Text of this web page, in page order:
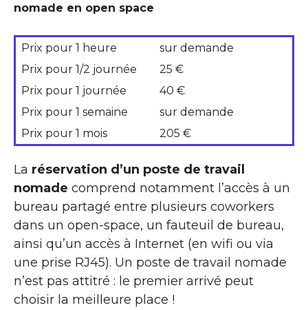
nomade en open space
Prix pour 1 heure
sur demande
Prix pour 1/2 journée
25 €
Prix pour 1 journée
40 €
Prix pour 1 semaine
sur demande
Prix pour 1 mois
205 €
La réservation d’un poste de travail
nomade comprend notamment l’accès à un
bureau partagé entre plusieurs coworkers
dans un open-space, un fauteuil de bureau,
ainsi qu’un accès à Internet (en wifi ou via
une prise RJ45). Un poste de travail nomade
n’est pas attitré : le premier arrivé peut
choisir la meilleure place !